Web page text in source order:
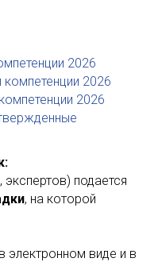
2026
2026
2026
экспертов) подается
, на которой
электронном виде и в